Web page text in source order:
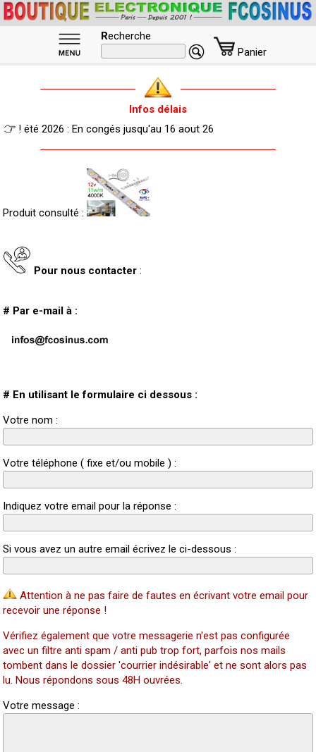
Recherche
Panier
Infos délais
! été 2026 : En congés jusqu'au 16 aout 26
Produit consulté :
Pour nous contacter :
# Par e-mail à :
# En utilisant le formulaire ci dessous :
Votre nom :
Votre téléphone ( fixe et/ou mobile ) :
Indiquez votre email pour la réponse :
Si vous avez un autre email écrivez le ci-dessous :
Attention à ne pas faire de fautes en écrivant votre email pour
recevoir une réponse !
Vérifiez également que votre messagerie n'est pas configurée
avec un filtre anti spam / anti pub trop fort, parfois nos mails
tombent dans le dossier 'courrier indésirable' et ne sont alors pas
lu. Nous répondons sous 48H ouvrées.
Votre message :